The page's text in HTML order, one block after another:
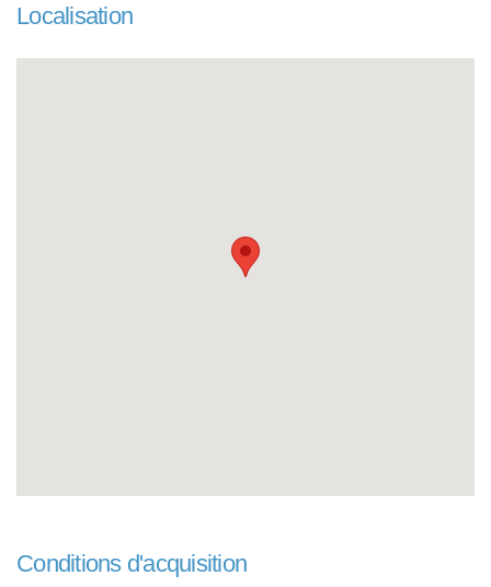
Localisation
Conditions d'acquisition